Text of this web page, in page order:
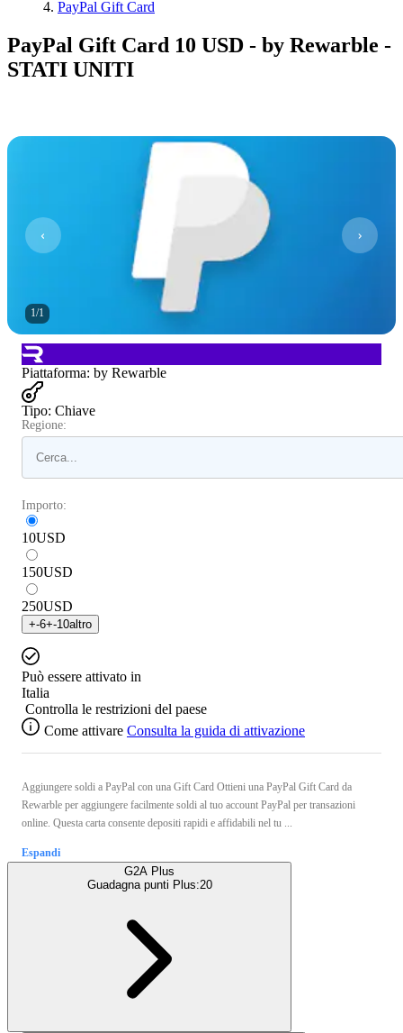
PayPal Gift Card
PayPal Gift Card 10 USD - by Rewarble -
STATI UNITI
1/1
Piattaforma: by Rewarble
Tipo: Chiave
Regione:
Importo:
10USD
150USD
250USD
+-6+-10altro
Può essere attivato in
Italia
Controlla le restrizioni del paese
Come attivare Consulta la guida di attivazione
Aggiungere soldi a PayPal con una Gift Card Ottieni una PayPal Gift Card da
Rewarble per aggiungere facilmente soldi al tuo account PayPal per transazioni
online. Questa carta consente depositi rapidi e affidabili nel tu ...
Espandi
G2A Plus
Guadagna punti Plus:20